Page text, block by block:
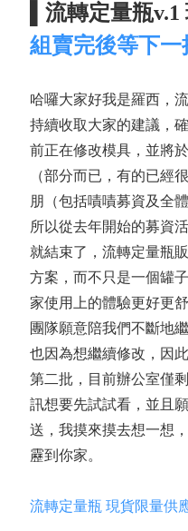
▌流轉定量瓶
組賣完後等下一
哈囉大家好我是羅西，
持續收取大家的建議，
前正在修改模具，並將
（部分而已，有的已經
朋（包括嘖嘖募資及全
所以從去年開始的募資
就結束了，流轉定量瓶
方案，而不只是一個罐
家使用上的體驗更好更
團隊願意陪我們不斷地繼
也因為想繼續修改，因
第二批，目前辦公室僅
訊想要先試試看，並且
送，我摸來摸去想一想
靂到你家。
流轉定量瓶 現貨限量供